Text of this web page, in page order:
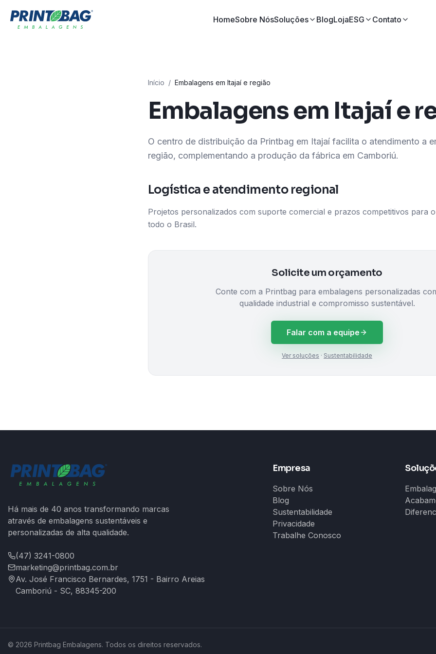
HomeSobre NósSoluções BlogLojaESG Contato
Início / Embalagens em Itajaí e região
Embalagens em Itajaí e
O centro de distribuição da Printbag em Itajaí facilita o atendimento a
região, complementando a produção da fábrica em Camboriú.
Logística e atendimento regional
Projetos personalizados com suporte comercial e prazos competitivos para
todo o Brasil.
Solicite um orçamento
Conte com a Printbag para embalagens personalizadas
qualidade industrial e compromisso sustentável.
Falar com a equipe
Ver soluções · Sustentabilidade
Há mais de 40 anos transformando marcas
através de embalagens sustentáveis e
personalizadas de alta qualidade.
(47) 3241-0800
marketing@printbag.com.br
Av. José Francisco Bernardes, 1751 - Bairro Areias
Camboriú - SC, 88345-200
Empresa
Sobre Nós
Blog
Sustentabilidade
Privacidade
Trabalhe Conosco
© 2026 Printbag Embalagens. Todos os direitos reservados.